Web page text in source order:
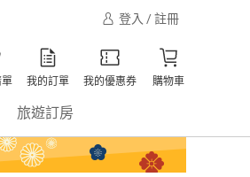
登入 / 註冊
我的訂單 我的優惠券 購物車
旅遊訂房